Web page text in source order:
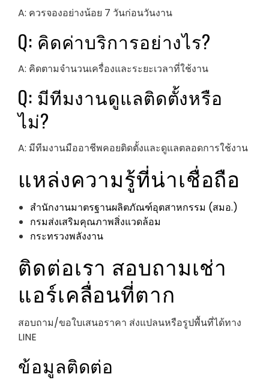
A: ควรจองอย่างน้อย 7 วันก่อนวันงาน
Q: คิดค่าบริการอย่างไร?
A: คิดตามจำนวนเครื่องและระยะเวลาที่ใช้งาน
Q: มีทีมงานดูแลติดตั้งหรือ
ไม่?
A: มีทีมงานมืออาชีพคอยติดตั้งและดูแลตลอดการใช้งาน
แหล่งความรู้ที่น่าเชื่อถือ
สำนักงานมาตรฐานผลิตภัณฑ์อุตสาหกรรม (สมอ.)
กรมส่งเสริมคุณภาพสิ่งแวดล้อม
กระทรวงพลังงาน
ติดต่อเรา สอบถามเช่า
แอร์เคลื่อนที่ตาก
สอบถาม/ขอใบเสนอราคา ส่งแปลนหรือรูปพื้นที่ได้ทาง
LINE
ข้อมูลติดต่อ